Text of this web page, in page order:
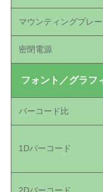
マウンティングプレー
密閉電源
フォント／グラフ
バーコード比
1Dバーコード
2Dバーコード